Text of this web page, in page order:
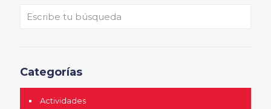
Categorías
Actividades